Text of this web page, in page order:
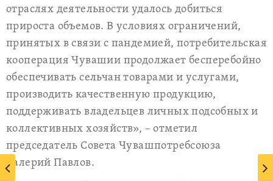
отраслях деятельности удалось добиться
прироста объемов. В условиях ограничений,
принятых в связи с пандемией, потребительская
кооперация Чувашии продолжает бесперебойно
обеспечивать сельчан товарами и услугами,
производить качественную продукцию,
поддерживать владельцев личных подсобных и
коллективных хозяйств», – отметил
председатель Совета Чувашпотребсоюза
Валерий Павлов.